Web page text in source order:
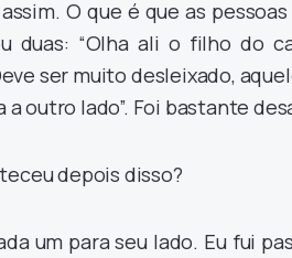
O que é que as
duas: “Olha ali o filho do
ser muito desleixado,
outro lado”. Foi bastante
depois disso?
um para seu lado. Eu fui